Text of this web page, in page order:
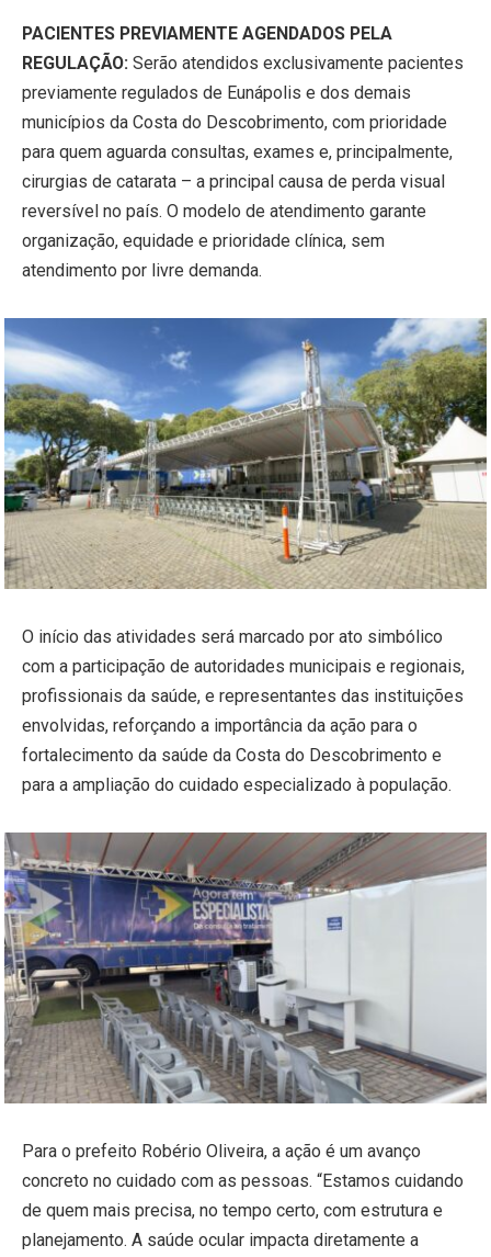
PACIENTES PREVIAMENTE AGENDADOS PELA
REGULAÇÃO: Serão atendidos exclusivamente pacientes
previamente regulados de Eunápolis e dos demais
municípios da Costa do Descobrimento, com prioridade
para quem aguarda consultas, exames e, principalmente,
cirurgias de catarata – a principal causa de perda visual
reversível no país. O modelo de atendimento garante
organização, equidade e prioridade clínica, sem
atendimento por livre demanda.
O início das atividades será marcado por ato simbólico
com a participação de autoridades municipais e regionais,
profissionais da saúde, e representantes das instituições
envolvidas, reforçando a importância da ação para o
fortalecimento da saúde da Costa do Descobrimento e
para a ampliação do cuidado especializado à população.
Para o prefeito Robério Oliveira, a ação é um avanço
concreto no cuidado com as pessoas. “Estamos cuidando
de quem mais precisa, no tempo certo, com estrutura e
planejamento. A saúde ocular impacta diretamente a